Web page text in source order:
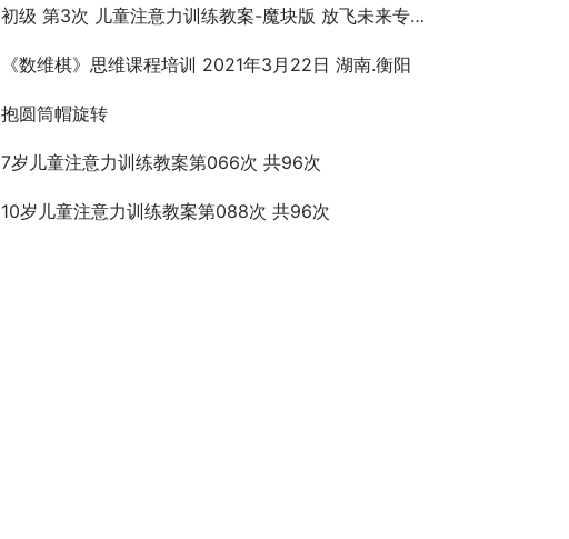
初级 第3次 儿童注意力训练教案-魔块版 放飞未来专注力教学示范视频课程
《数维棋》思维课程培训 2021年3月22日 湖南.衡阳
抱圆筒帽旋转
7岁儿童注意力训练教案第066次 共96次
10岁儿童注意力训练教案第088次 共96次